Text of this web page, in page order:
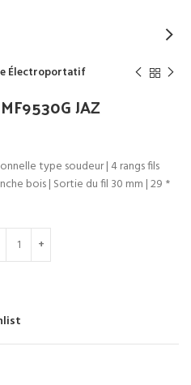
Électroportatif
JAZ
type soudeur | 4 rangs fils
bois | Sortie du fil 30 mm | 29 *